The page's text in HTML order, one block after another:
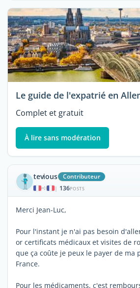
Le guide de l'expatrié en
Complet et gratuit
À lire sans modération
tevious Contributeur
| 136POSTS
Merci Jean-Luc,
Pour l'instant je n'ai pas besoin
or certificats médicaux et visites de
que ça coûte je peux le payer de ma
France.
Pour les médicaments, c'est